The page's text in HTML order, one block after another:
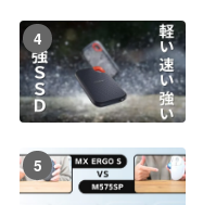
4
5